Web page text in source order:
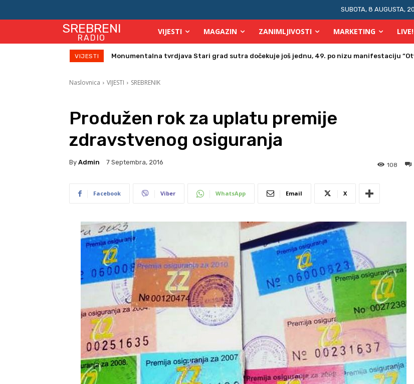
SUBOTA, 8 AUGUSTA,
SREBRENI
RADIO
VIJESTI MAGAZIN ZANIMLJIVOSTI MARKETING LIVE!
VIJESTI Monumentalna tvrdjava Stari grad sutra dočekuje još jednu, 49. po nizu manifestaciju
Direktor Vijeća stranih investitora u Bosni i Hercegovini posjetio Srebrenik
Naslovnica VIJESTI SREBRENIK
Produžen rok za uplatu premije
zdravstvenog osiguranja
By Admin 7 Septembra, 2016 108
Facebook Viber WhatsApp Email X